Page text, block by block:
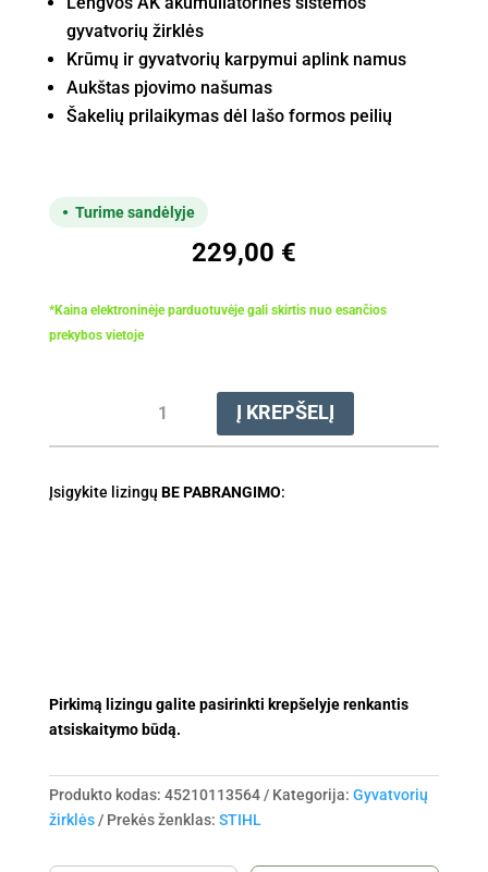
gyvatvorių žirklės
Krūmų ir gyvatvorių karpymui aplink namus
Aukštas pjovimo našumas
Šakelių prilaikymas dėl lašo formos peilių
Turime sandėlyje
229,00 €
*Kaina elektroninėje parduotuvėje gali skirtis nuo esančios
prekybos vietoje
kiekis:
Akumuliatorinės
žirklės
Į KREPŠELĮ
Įsigykite lizingų BE PABRANGIMO:
Pirkimą lizingu galite pasirinkti krepšelyje renkantis
atsiskaitymo būdą.
Produkto kodas: 45210113564 Kategorija: Gyvatvorių
žirklės
Prekės ženklas: STIHL